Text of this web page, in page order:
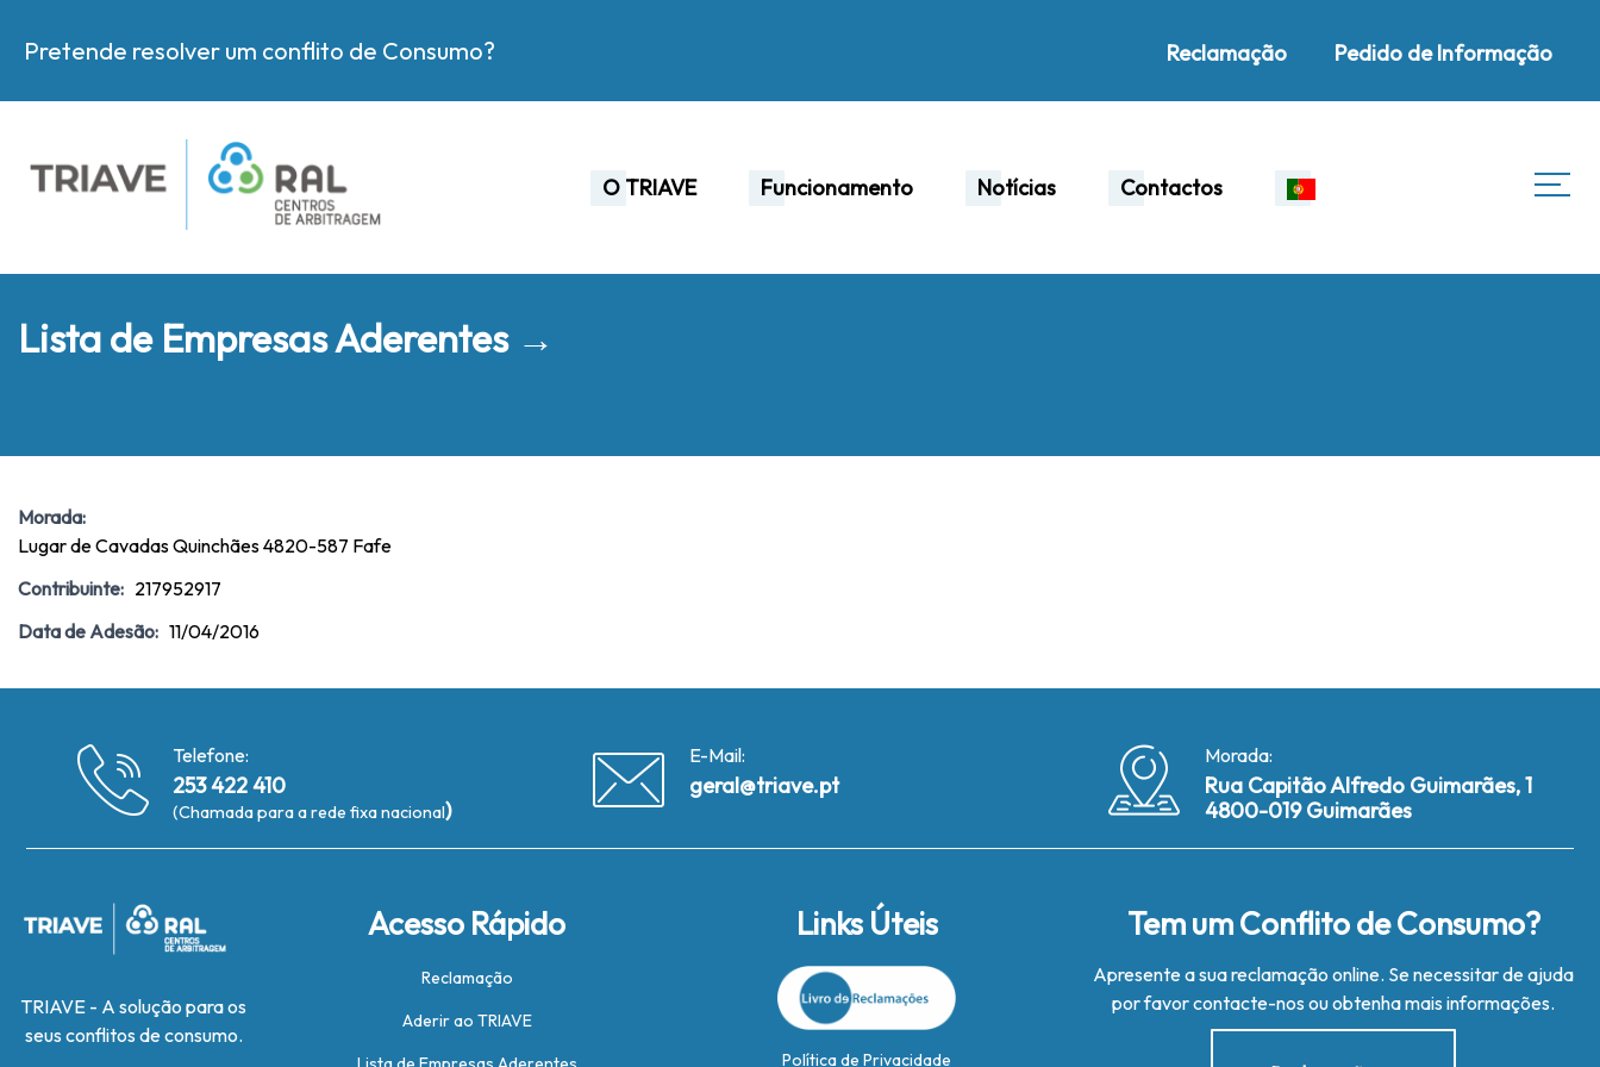
Pretende resolver um conflito de Consumo? Reclamação Pedido de Informação
O TRIAVE Funcionamento Notícias Contactos
Lista de Empresas Aderentes →
Morada:
Lugar de Cavadas Quinchães 4820-587 Fafe
Contribuinte: 217952917
Data de Adesão: 11/04/2016
Telefone:
253 422 410
(Chamada para a rede fixa nacional)
E-Mail:
geral@triave.pt
Morada:
Rua Capitão Alfredo Guimarães, 1
4800-019 Guimarães
TRIAVE - A solução para os
seus conflitos de consumo.
Acesso Rápido
Reclamação
Aderir ao TRIAVE
Links Úteis
Política de Privacidade
Tem um Conflito de Consumo?
Apresente a sua reclamação online. Se necessitar de ajuda
por favor contacte-nos ou obtenha mais informações.